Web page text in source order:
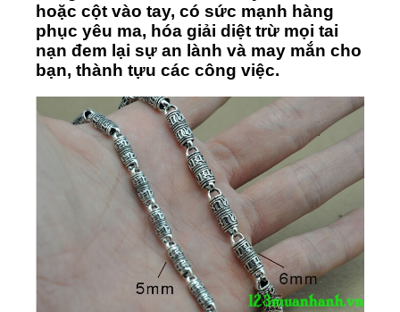
hoặc cột vào tay, có sức mạnh hàng
phục yêu ma, hóa giải diệt trừ mọi tai
nạn đem lại sự an lành và may mắn cho
bạn, thành tựu các công việc.